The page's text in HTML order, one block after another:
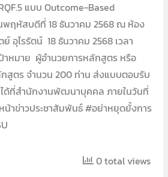
แบบ Outcome-Based
พฤหัสบดีที่ 18 ธันวาคม 2568 ณ ห้อง
ย์ อุไรรัตน์ 18 ธันวาคม 2568 เวลา
าหมาย ผู้อำนวยการหลักสูตร หรือ
สูตร จำนวน 200 ท่าน ส่งแบบตอบรับ
ด้ที่สำนักงานพัฒนาบุคคล ภายในวันที่
าข่าวประชาสัมพันธ์ #อย่าหยุดยั้งการ
0 total views